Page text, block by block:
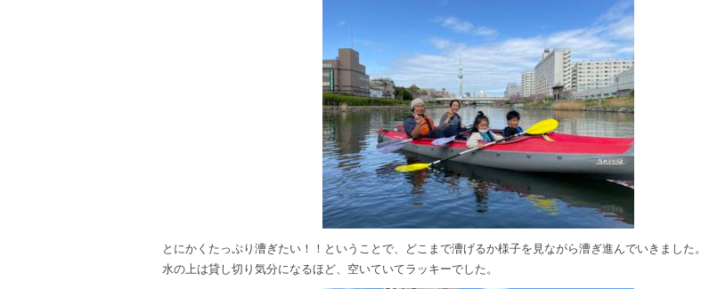
とにかくたっぷり漕ぎたい！！ということで、どこまで漕げるか様子を見ながら漕ぎ進んでいきました。
水の上は貸し切り気分になるほど、空いていてラッキーでした。